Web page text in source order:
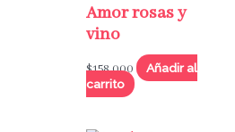
Amor rosas y
vino
$158,000
Añadir al
carrito